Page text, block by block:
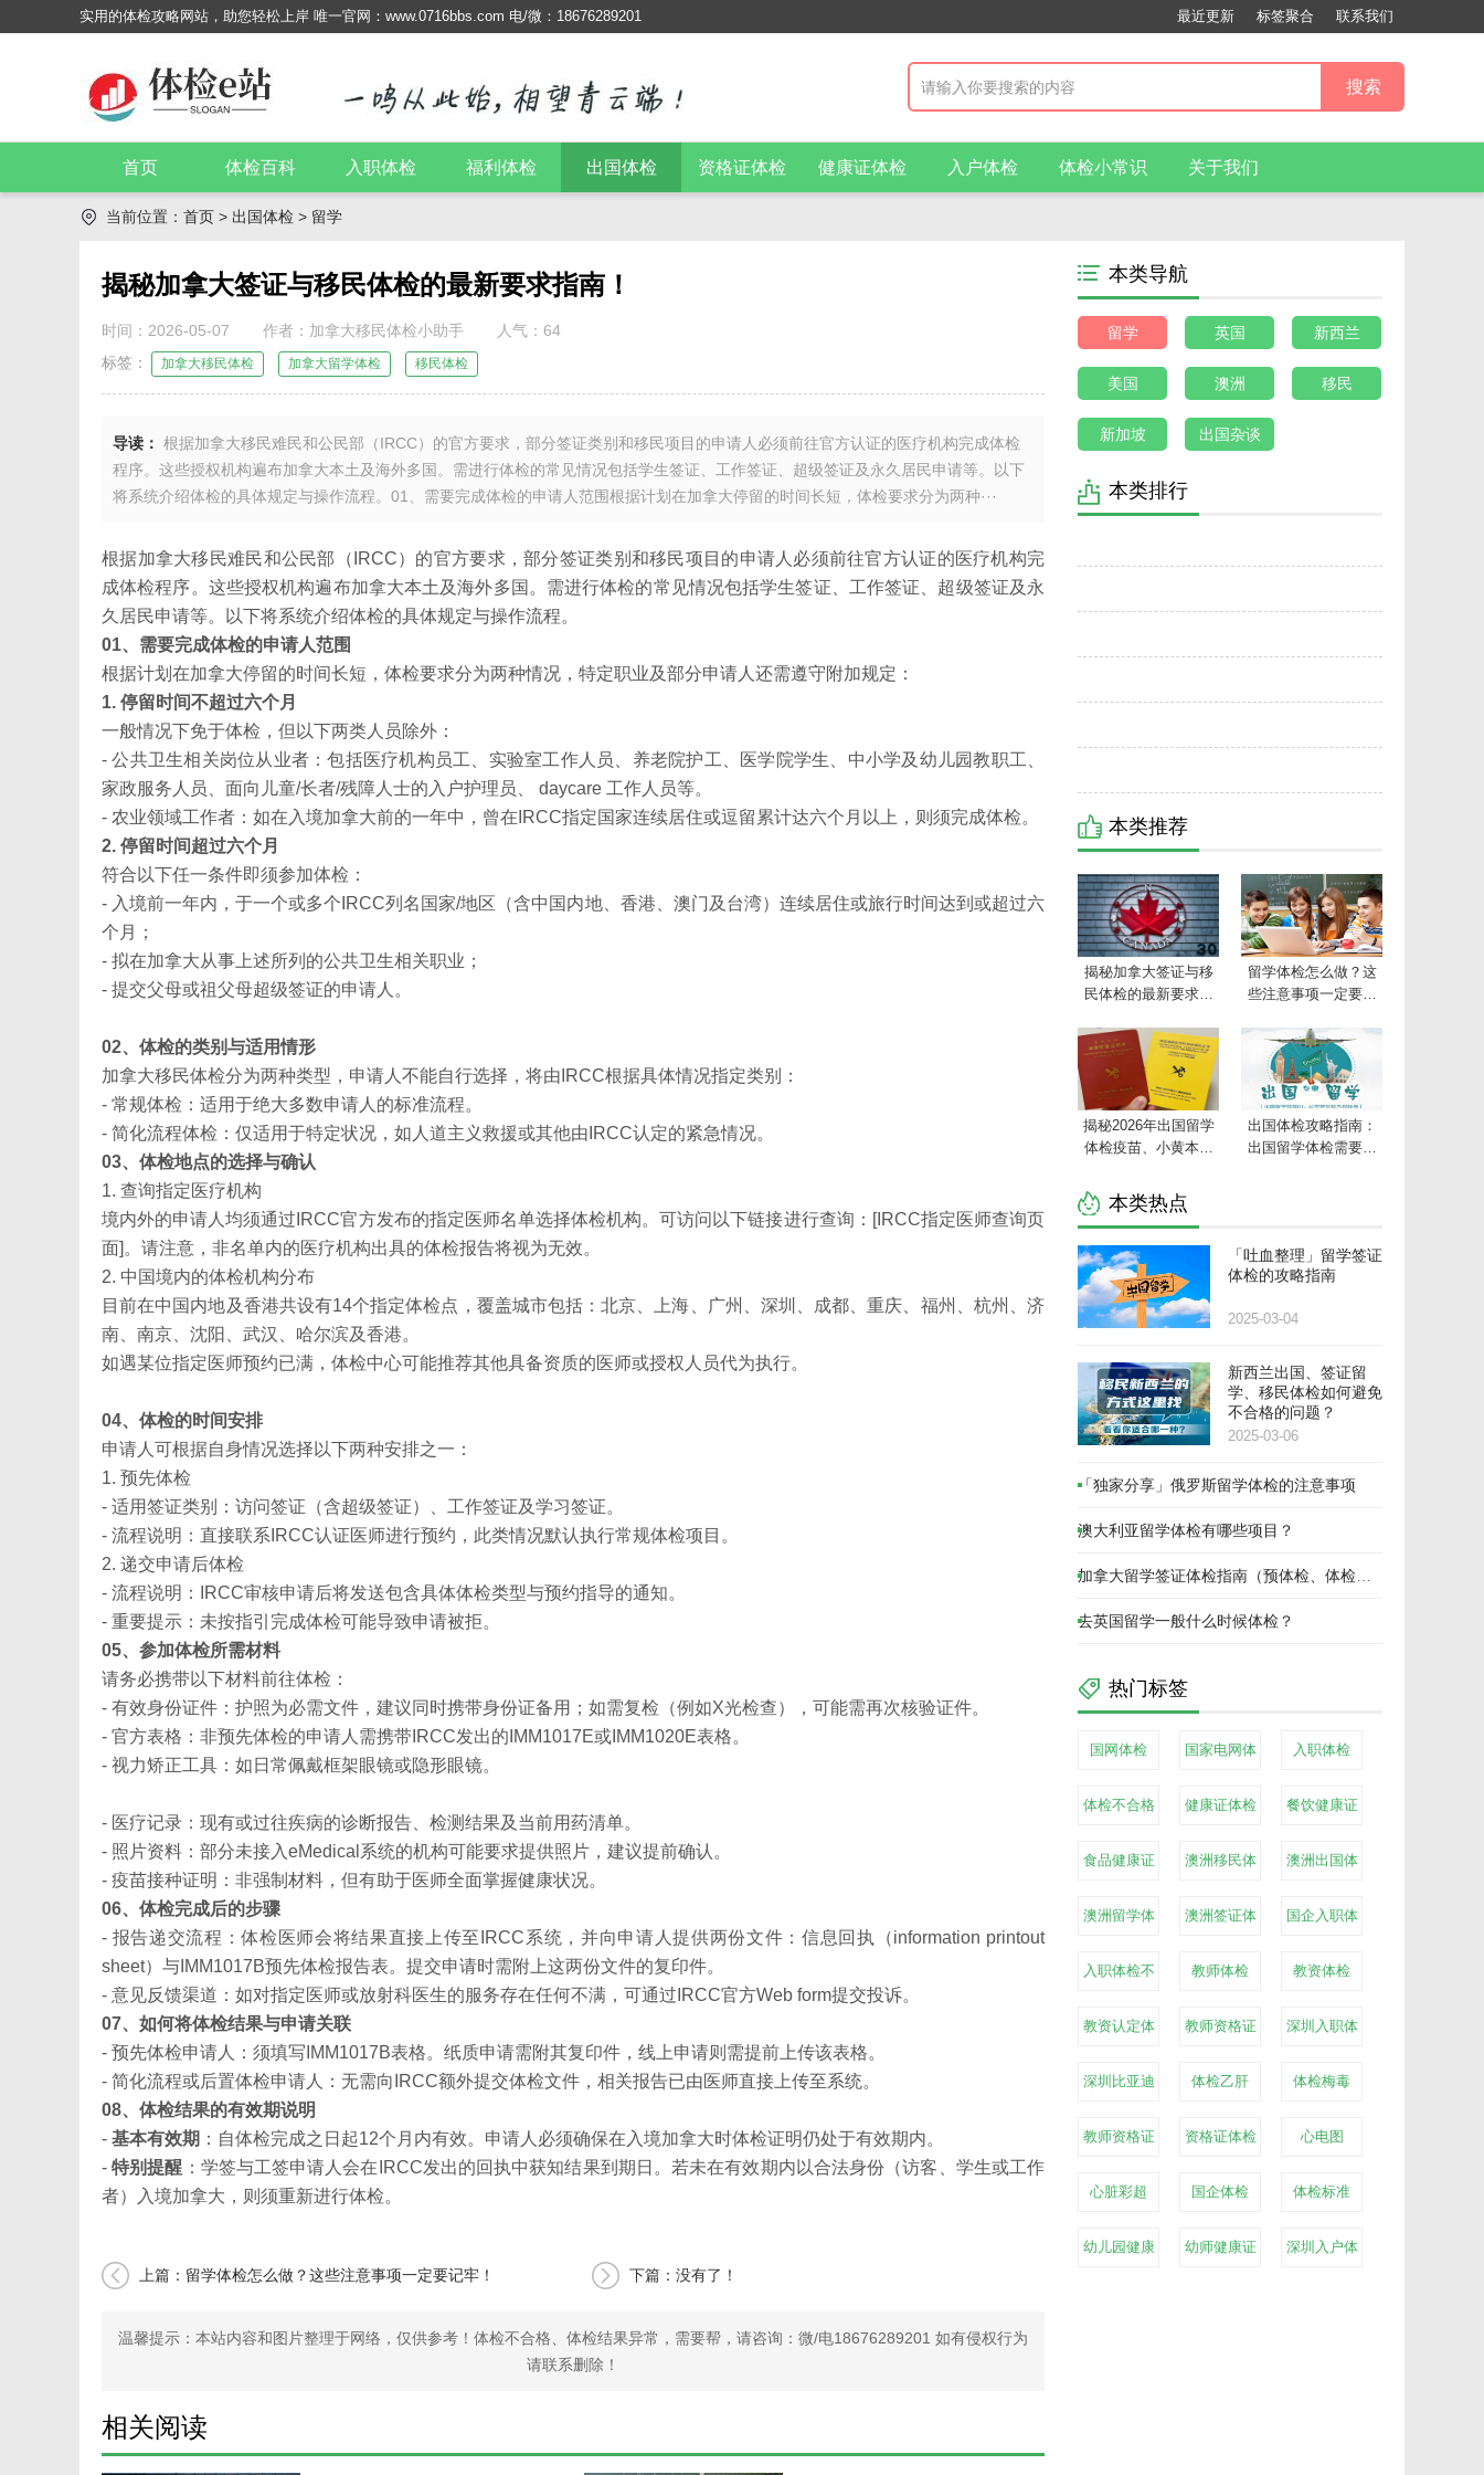
实用的体检攻略网站，助您轻松上岸 唯一官网：www.0716bbs.com 电/微：18676289201 联系我们
标签聚合
最近更新
首页 体检百科 入职体检 福利体检 出国体检 资格证体检 健康证体检 入户体检 体检小常识 关于我们
当前位置： 首页 > 出国体检 > 留学
揭秘加拿大签证与移民体检的最新要求指南！
时间：2026-05-07 作者：加拿大移民体检小助手
人气：64
标签：
加拿大移民体检 加拿大留学体检 移民体检
导读： 根据加拿大移民难民和公民部（IRCC）的官方要求，部分签证类别和移民项目的申请人必须前往官方认证的医疗机构完成体检
程序。这些授权机构遍布加拿大本土及海外多国。需进行体检的常见情况包括学生签证、工作签证、超级签证及永久居民申请等。以下
将系统介绍体检的具体规定与操作流程。01、需要完成体检的申请人范围根据计划在加拿大停留的时间长短，体检要求分为两种···
根据加拿大移民难民和公民部（IRCC）的官方要求，部分签证类别和移民项目的申请人必须前往官方认证的医疗机构完
成体检程序。这些授权机构遍布加拿大本土及海外多国。需进行体检的常见情况包括学生签证、工作签证、超级签证及永
久居民申请等。以下将系统介绍体检的具体规定与操作流程。
01、需要完成体检的申请人范围
根据计划在加拿大停留的时间长短，体检要求分为两种情况，特定职业及部分申请人还需遵守附加规定：
1. 停留时间不超过六个月
一般情况下免于体检，但以下两类人员除外：
- 公共卫生相关岗位从业者：包括医疗机构员工、实验室工作人员、养老院护工、医学院学生、中小学及幼儿园教职工、
家政服务人员、面向儿童/长者/残障人士的入户护理员、 daycare 工作人员等。
- 农业领域工作者：如在入境加拿大前的一年中，曾在IRCC指定国家连续居住或逗留累计达六个月以上，则须完成体检。
2. 停留时间超过六个月
符合以下任一条件即须参加体检：
- 入境前一年内，于一个或多个IRCC列名国家/地区（含中国内地、香港、澳门及台湾）连续居住或旅行时间达到或超过六
个月；
- 拟在加拿大从事上述所列的公共卫生相关职业；
- 提交父母或祖父母超级签证的申请人。
02、体检的类别与适用情形
加拿大移民体检分为两种类型，申请人不能自行选择，将由IRCC根据具体情况指定类别：
- 常规体检：适用于绝大多数申请人的标准流程。
- 简化流程体检：仅适用于特定状况，如人道主义救援或其他由IRCC认定的紧急情况。
03、体检地点的选择与确认
1. 查询指定医疗机构
境内外的申请人均须通过IRCC官方发布的指定医师名单选择体检机构。可访问以下链接进行查询：[IRCC指定医师查询页
面]。请注意，非名单内的医疗机构出具的体检报告将视为无效。
2. 中国境内的体检机构分布
目前在中国内地及香港共设有14个指定体检点，覆盖城市包括：北京、上海、广州、深圳、成都、重庆、福州、杭州、济
南、南京、沈阳、武汉、哈尔滨及香港。
如遇某位指定医师预约已满，体检中心可能推荐其他具备资质的医师或授权人员代为执行。
04、体检的时间安排
申请人可根据自身情况选择以下两种安排之一：
1. 预先体检
- 适用签证类别：访问签证（含超级签证）、工作签证及学习签证。
- 流程说明：直接联系IRCC认证医师进行预约，此类情况默认执行常规体检项目。
2. 递交申请后体检
- 流程说明：IRCC审核申请后将发送包含具体体检类型与预约指导的通知。
- 重要提示：未按指引完成体检可能导致申请被拒。
05、参加体检所需材料
请务必携带以下材料前往体检：
- 有效身份证件：护照为必需文件，建议同时携带身份证备用；如需复检（例如X光检查），可能需再次核验证件。
- 官方表格：非预先体检的申请人需携带IRCC发出的IMM1017E或IMM1020E表格。
- 视力矫正工具：如日常佩戴框架眼镜或隐形眼镜。
- 医疗记录：现有或过往疾病的诊断报告、检测结果及当前用药清单。
- 照片资料：部分未接入eMedical系统的机构可能要求提供照片，建议提前确认。
- 疫苗接种证明：非强制材料，但有助于医师全面掌握健康状况。
06、体检完成后的步骤
- 报告递交流程：体检医师会将结果直接上传至IRCC系统，并向申请人提供两份文件：信息回执（information printout
sheet）与IMM1017B预先体检报告表。提交申请时需附上这两份文件的复印件。
- 意见反馈渠道：如对指定医师或放射科医生的服务存在任何不满，可通过IRCC官方Web form提交投诉。
07、如何将体检结果与申请关联
- 预先体检申请人：须填写IMM1017B表格。纸质申请需附其复印件，线上申请则需提前上传该表格。
- 简化流程或后置体检申请人：无需向IRCC额外提交体检文件，相关报告已由医师直接上传至系统。
08、体检结果的有效期说明
- 基本有效期 ：自体检完成之日起12个月内有效。申请人必须确保在入境加拿大时体检证明仍处于有效期内。
-特别提醒 ：学签与工签申请人会在IRCC发出的回执中获知结果到期日。若未在有效期内以合法身份（访客、学生或工作
者）入境加拿大，则须重新进行体检。
上篇： 留学体检怎么做？这些注意事项一定要记牢！ 下篇：没有了！
温馨提示：本站内容和图片整理于网络，仅供参考！体检不合格、体检结果异常，需要帮，请咨询：微/电18676289201 如有侵权行为
请联系删除！
相关阅读
本类导航
留学 英国 新西兰
美国 澳洲 移民
新加坡 出国杂谈
本类排行
本类推荐
揭秘加拿大签证与移
民体检的最新要求指
留学体检怎么做？这
些注意事项一定要记
揭秘2026年出国留学
体检疫苗、小黄本、
出国体检攻略指南：
出国留学体检需要检
本类热点
「吐血整理」留学签证
体检的攻略指南
2025-03-04
新西兰出国、签证留
学、移民体检如何避免
不合格的问题？
2025-03-06
「独家分享」俄罗斯留学体检的注意事项
澳大利亚留学体检有哪些项目？
加拿大留学签证体检指南（预体检、体检
信、体检过期）
去英国留学一般什么时候体检？
热门标签
国网体检 国家电网体 入职体检
体检不合格 健康证体检 餐饮健康证
食品健康证
澳洲移民体 澳洲出国体
澳洲留学体
澳洲签证体 国企入职体
入职体检不
教师体检 教资体检
教资认定体 教师资格证 深圳入职体
深圳比亚迪
体检乙肝 体检梅毒
教师资格证 资格证体检 心电图
心脏彩超 国企体检 体检标准
幼儿园健康 幼师健康证 深圳入户体